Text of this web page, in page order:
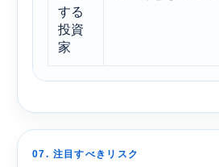
する
投資
家
07. 注目すべきリスク